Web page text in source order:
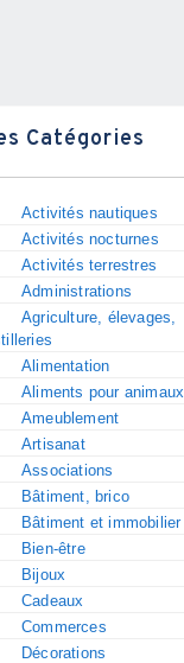
Catégories
Activités nautiques
Activités nocturnes
Activités terrestres
Administrations
Agriculture, élevages,
Alimentation
Aliments pour animaux
Ameublement
Artisanat
Associations
Bâtiment, brico
Bâtiment et immobilier
Bien-être
Bijoux
Cadeaux
Commerces
Décorations